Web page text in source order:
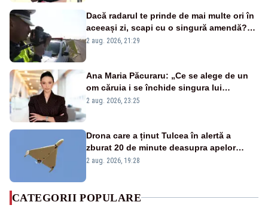
Dacă radarul te prinde de mai multe ori în
aceeași zi, scapi cu o singură amendă?
Ce spune legea
2 aug. 2026, 21:29
Ana Maria Păcuraru: „Ce se alege de un
om căruia i se închide singura lui
portiță?”
2 aug. 2026, 23:25
Drona care a ținut Tulcea în alertă a
zburat 20 de minute deasupra apelor
României. Au fost ridicate două F-16
2 aug. 2026, 19:28
CATEGORII POPULARE